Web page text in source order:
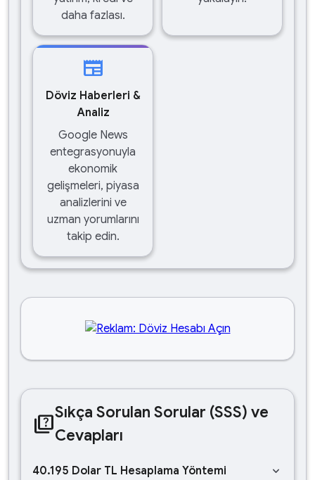
daha fazlası.
newspaper
Döviz Haberleri &
Analiz
Google News
entegrasyonuyla
ekonomik
gelişmeleri, piyasa
analizlerini ve
uzman yorumlarını
takip edin.
quizSıkça Sorulan Sorular (SSS) ve
Cevapları
40.195 Dolar TL Hesaplama Yöntemi keyboard_arrow_down